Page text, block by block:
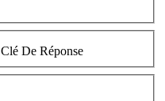
Clé De Réponse